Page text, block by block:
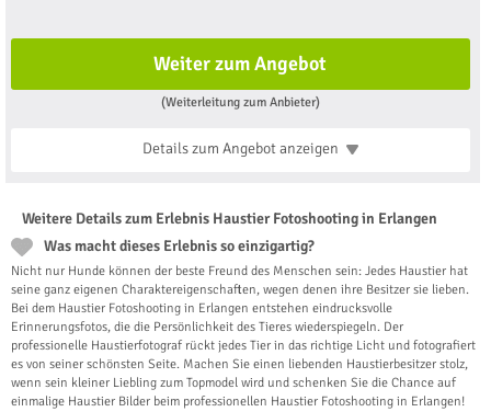
Weiter zum Angebot
(Weiterleitung zum Anbieter)
Details zum Angebotanzeigen
Weitere Details zum Erlebnis Haustier Fotoshooting in Erlangen
Was macht dieses Erlebnis so einzigartig?
Nicht nur Hunde können der beste Freund des Menschen sein: Jedes Haustier hat
seine ganz eigenen Charaktereigenschaften, wegen denen ihre Besitzer sie lieben.
Bei dem Haustier Fotoshooting in Erlangen entstehen eindrucksvolle
Erinnerungsfotos, die die Persönlichkeit des Tieres wiederspiegeln. Der
professionelle Haustierfotograf rückt jedes Tier in das richtige Licht und fotografiert
es von seiner schönsten Seite. Machen Sie einen liebenden Haustierbesitzer stolz,
wenn sein kleiner Liebling zum Topmodel wird und schenken Sie die Chance auf
einmalige Haustier Bilder beim professionellen Haustier Fotoshooting in Erlangen!